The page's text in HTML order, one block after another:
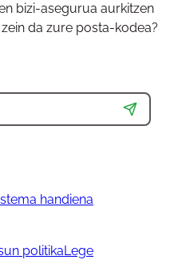
bizi-asegurua aurkitzen
da zure posta-kodea?
handiena
politikaLege